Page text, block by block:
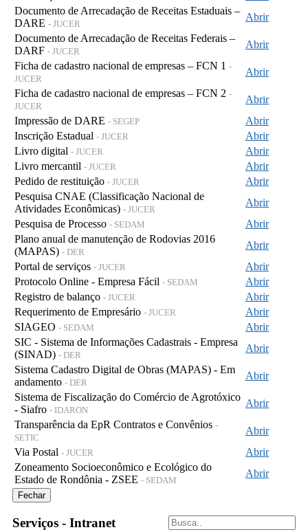
Documento de Arrecadação de Receitas Estaduais –
DARE - JUCER
Abrir
Documento de Arrecadação de Receitas Federais –
DARF - JUCER
Abrir
Ficha de cadastro nacional de empresas – FCN 1 -
JUCER
Abrir
Ficha de cadastro nacional de empresas – FCN 2 -
JUCER
Abrir
Impressão de DARE - SEGEP
Abrir
Inscrição Estadual - JUCER
Abrir
Livro digital - JUCER
Abrir
Livro mercantil - JUCER
Abrir
Pedido de restituição - JUCER
Abrir
Pesquisa CNAE (Classificação Nacional de
Atividades Econômicas) - JUCER
Abrir
Pesquisa de Processo - SEDAM
Abrir
Plano anual de manutenção de Rodovias 2016
(MAPAS) - DER
Abrir
Portal de serviços - JUCER
Abrir
Protocolo Online - Empresa Fácil - SEDAM
Abrir
Registro de balanço - JUCER
Abrir
Requerimento de Empresário - JUCER
Abrir
SIAGEO - SEDAM
Abrir
SIC - Sistema de Informações Cadastrais - Empresa
(SINAD) - DER
Abrir
Sistema Cadastro Digital de Obras (MAPAS) - Em
andamento - DER
Abrir
Sistema de Fiscalização do Comércio de Agrotóxico
- Siafro - IDARON
Abrir
Transparência da EpR Contratos e Convênios -
SETIC
Abrir
Via Postal - JUCER
Abrir
Zoneamento Socioeconômico e Ecológico do
Estado de Rondônia - ZSEE - SEDAM
Abrir
Fechar
Serviços - Intranet